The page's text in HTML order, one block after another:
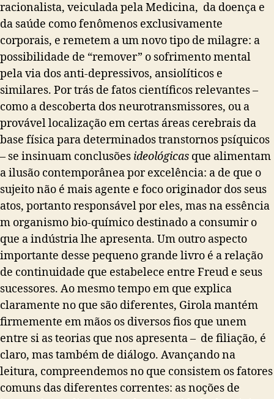
racionalista, veiculada pela Medicina, da doença e
da saúde como fenômenos exclusivamente
corporais, e remetem a um novo tipo de milagre: a
possibilidade de “remover” o sofrimento mental
pela via dos anti-depressivos, ansiolíticos e
similares. Por trás de fatos científicos relevantes –
como a descoberta dos neurotransmissores, ou a
provável localização em certas áreas cerebrais da
base física para determinados transtornos psíquicos
– se insinuam conclusões ideológicas que alimentam
a ilusão contemporânea por excelência: a de que o
sujeito não é mais agente e foco originador dos seus
atos, portanto responsável por eles, mas na essência
m organismo bio-químico destinado a consumir o
que a indústria lhe apresenta. Um outro aspecto
importante desse pequeno grande livro é a relação
de continuidade que estabelece entre Freud e seus
sucessores. Ao mesmo tempo em que explica
claramente no que são diferentes, Girola mantém
firmemente em mãos os diversos fios que unem
entre si as teorias que nos apresenta – de filiação, é
claro, mas também de diálogo. Avançando na
leitura, compreendemos no que consistem os fatores
comuns das diferentes correntes: as noções de